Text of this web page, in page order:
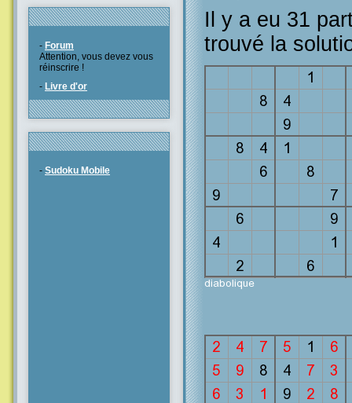
- Forum
Attention, vous devez vous
réinscrire !
- Livre d'or
- Sudoku Mobile
Il y a eu 31
trouvé la